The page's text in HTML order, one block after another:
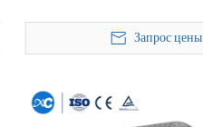
Запрос цены